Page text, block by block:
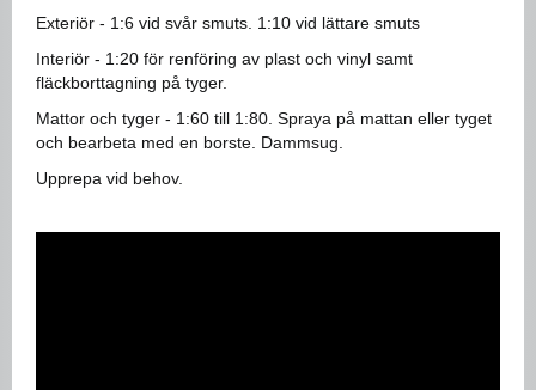
Exteriör - 1:6 vid svår smuts. 1:10 vid lättare smuts
Interiör - 1:20 för renföring av plast och vinyl samt
fläckborttagning på tyger.
Mattor och tyger - 1:60 till 1:80. Spraya på mattan eller tyget
och bearbeta med en borste. Dammsug.
Upprepa vid behov.